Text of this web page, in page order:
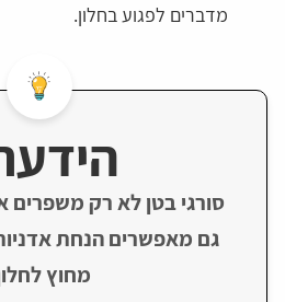
מדברים לפגוע בחלון.
סורגי בטן לא רק
גם מאפשרים הנחת
מחוץ